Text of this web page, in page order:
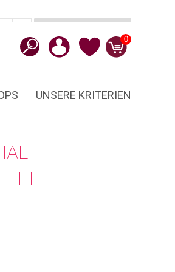
0
UNSERE KRITERIEN